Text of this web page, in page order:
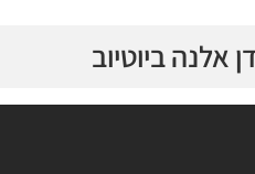
אלנה ביוטיוב